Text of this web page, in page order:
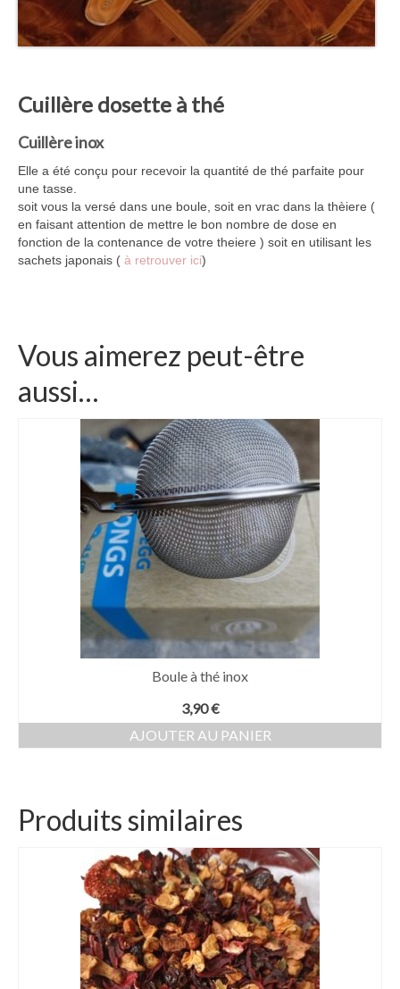
Cuillère dosette à thé
Cuillère inox
Elle a été conçu pour recevoir la quantité de thé parfaite pour
une tasse.
soit vous la versé dans une boule, soit en vrac dans la thèiere (
en faisant attention de mettre le bon nombre de dose en
fonction de la contenance de votre theiere ) soit en utilisant les
sachets japonais ( à retrouver ici)
Vous aimerez peut-être
aussi…
Boule à thé inox
3,90€
AJOUTER AU PANIER
Produits similaires